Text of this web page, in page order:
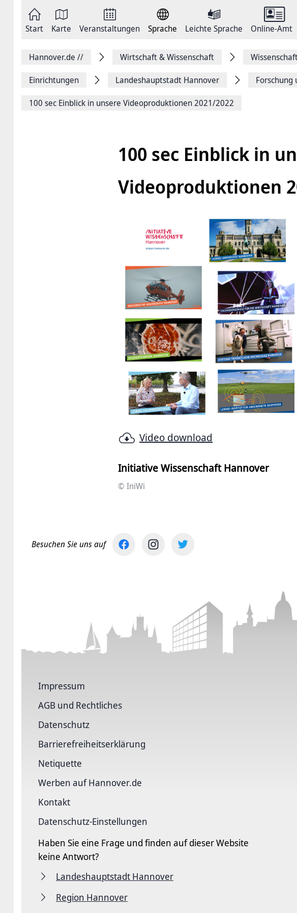
springen
Start Karte Veranstaltungen Sprache Leichte Sprache Online-Amt
FacebookHannover.de // Wirtschaft & Wissenschaft
Einrichtungen Landeshauptstadt Hannover Forschung
100 sec Einblick in unsere Videoproduktionen 2021/2022
100 sec Einblick in
Videoproduktionen
Video download
Initiative Wissenschaft Hannover
© IniWi
Besuchen Sie uns auf
Impressum
AGB und Rechtliches
Datenschutz
Barriere­freiheits­erklärung
Netiquette
Werben auf Hannover.de
Kontakt
Datenschutz-Einstellungen
Haben Sie eine Frage und finden auf dieser Website
keine Antwort?
Landeshauptstadt Hannover
Region Hannover